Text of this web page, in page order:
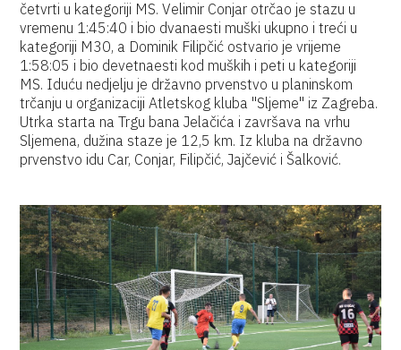
četvrti u kategoriji MS. Velimir Conjar otrčao je stazu u
vremenu 1:45:40 i bio dvanaesti muški ukupno i treći u
kategoriji M30, a Dominik Filipčić ostvario je vrijeme
1:58:05 i bio devetnaesti kod muških i peti u kategoriji
MS. Iduću nedjelju je državno prvenstvo u planinskom
trčanju u organizaciji Atletskog kluba "Sljeme" iz Zagreba.
Utrka starta na Trgu bana Jelačića i završava na vrhu
Sljemena, dužina staze je 12,5 km. Iz kluba na državno
prvenstvo idu Car, Conjar, Filipčić, Jajčević i Šalković.